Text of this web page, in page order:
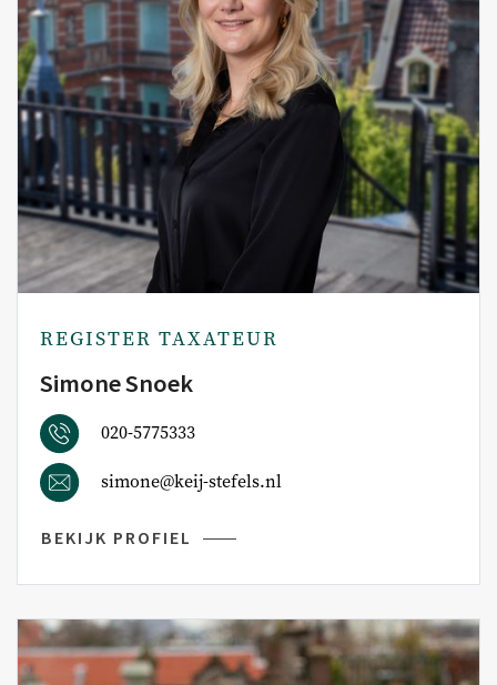
REGISTER TAXATEUR
Simone Snoek
020-5775333
simone@keij-stefels.nl
BEKIJK PROFIEL